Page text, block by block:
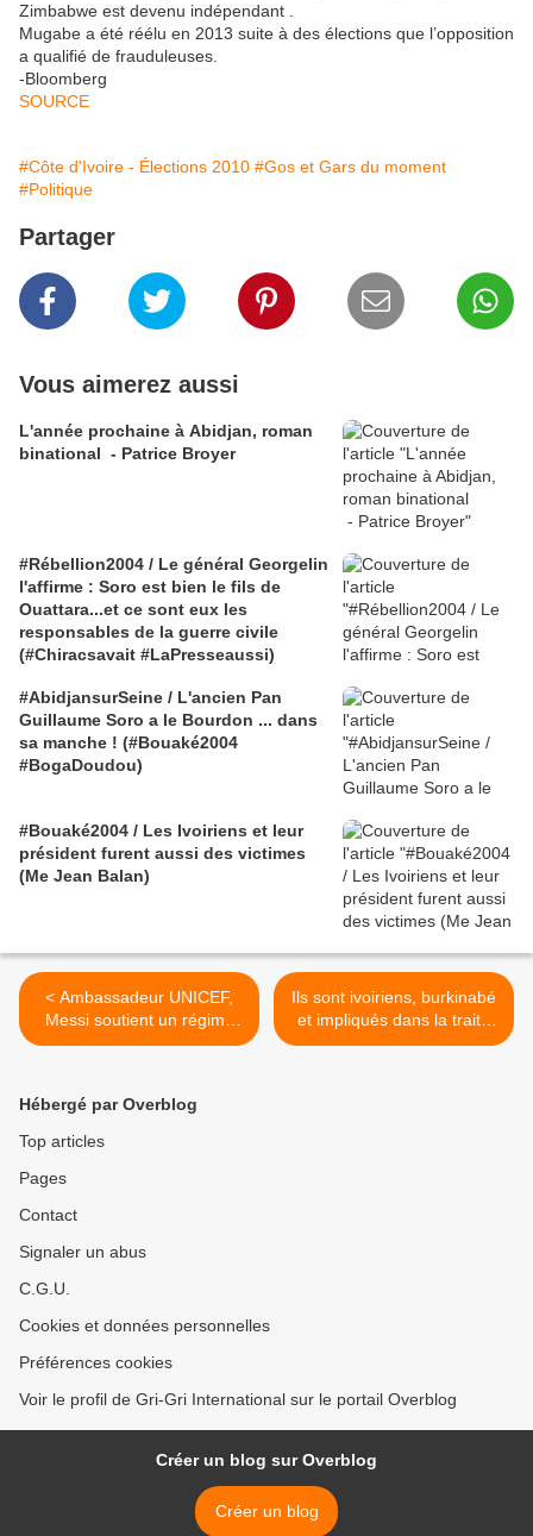
Zimbabwe est devenu indépendant .
Mugabe a été réélu en 2013 suite à des élections que l’opposition
a qualifié de frauduleuses.
-Bloomberg
SOURCE
#Côte d'Ivoire - Élections 2010 #Gos et Gars du moment
#Politique
Partager
Vous aimerez aussi
L'année prochaine à Abidjan, roman
binational - Patrice Broyer
#Rébellion2004 / Le général Georgelin
l'affirme : Soro est bien le fils de
Ouattara...et ce sont eux les
responsables de la guerre civile
(#Chiracsavait #LaPresseaussi)
#AbidjansurSeine / L'ancien Pan
Guillaume Soro a le Bourdon ... dans
sa manche ! (#Bouaké2004
#BogaDoudou)
#Bouaké2004 / Les Ivoiriens et leur
président furent aussi des victimes
(Me Jean Balan)
< Ambassadeur UNICEF,
Messi soutient un régime
kleptocratique qui refuse
au Gabon (#Bongo
Ils sont ivoiriens, burkinabé
et impliqués dans la traite
des coiffeuses de Château
Hébergé par Overblog
Top articles
Pages
Contact
Signaler un abus
C.G.U.
Cookies et données personnelles
Préférences cookies
Voir le profil de Gri-Gri International sur le portail Overblog
Créer un blog sur Overblog
Créer un blog